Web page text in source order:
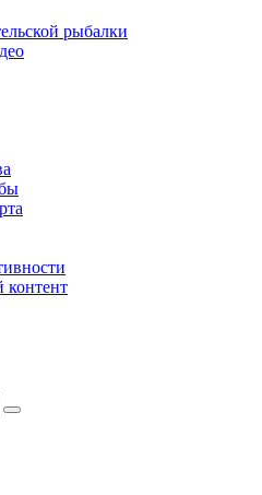
рыбалки
контент